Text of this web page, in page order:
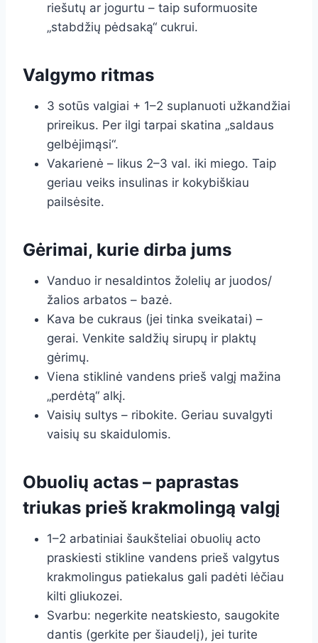
riešutų ar jogurtu – taip suformuosite
„stabdžių pėdsaką“ cukrui.
Valgymo ritmas
3 sotūs valgiai + 1–2 suplanuoti užkandžiai
prireikus. Per ilgi tarpai skatina „saldaus
gelbėjimąsi“.
Vakarienė – likus 2–3 val. iki miego. Taip
geriau veiks insulinas ir kokybiškiau
pailsėsite.
Gėrimai, kurie dirba jums
Vanduo ir nesaldintos žolelių ar juodos/
žalios arbatos – bazė.
Kava be cukraus (jei tinka sveikatai) –
gerai. Venkite saldžių sirupų ir plaktų
gėrimų.
Viena stiklinė vandens prieš valgį mažina
„perdėtą“ alkį.
Vaisių sultys – ribokite. Geriau suvalgyti
vaisių su skaidulomis.
Obuolių actas – paprastas
triukas prieš krakmolingą valgį
1–2 arbatiniai šaukšteliai obuolių acto
praskiesti stikline vandens prieš valgytus
krakmolingus patiekalus gali padėti lėčiau
kilti gliukozei.
Svarbu: negerkite neatskiesto, saugokite
dantis (gerkite per šiaudelį), jei turite